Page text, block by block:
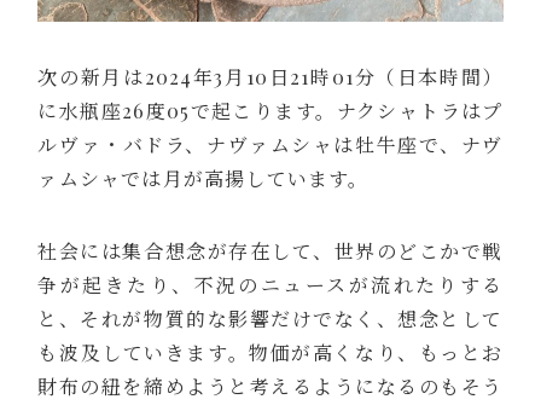
次の新月は2024年3月10日21時01分（日本時間）
に水瓶座26度05で起こります。ナクシャトラはプ
ルヴァ・バドラ、ナヴァムシャは牡牛座で、ナヴ
ァムシャでは月が高揚しています。
社会には集合想念が存在して、世界のどこかで戦
争が起きたり、不況のニュースが流れたりする
と、それが物質的な影響だけでなく、想念として
も波及していきます。物価が高くなり、もっとお
財布の紐を締めようと考えるようになるのもそう